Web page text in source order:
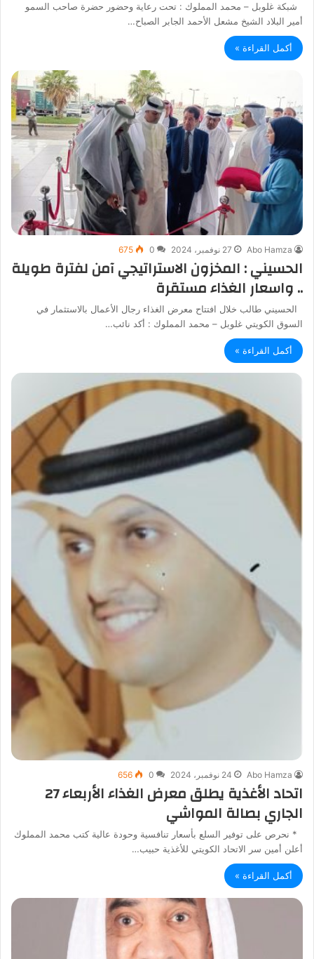
شبكة غلوبل – محمد المملوك : تحت رعاية وحضور حضرة صاحب السمو
أمير البلاد الشيخ مشعل الأحمد الجابر الصباح…
أكمل القراءة »
Abo Hamza 27 نوفمبر، 2024 0
675
الحسيني : المخزون الاستراتيجي آمن لفترة طويلة
.. واسعار الغذاء مستقرة
الحسيني طالب خلال افتتاح معرض الغذاء رجال الأعمال بالاستثمار في
السوق الكويتي غلوبل – محمد المملوك : أكد نائب…
أكمل القراءة »
Abo Hamza 24 نوفمبر، 2024 0
656
اتحاد الأغذية يطلق معرض الغذاء الأربعاء 27
الجاري بصالة المواشي
* نحرص على توفير السلع بأسعار تنافسية وحودة عالية كتب محمد المملوك
أعلن أمين سر الاتحاد الكويتي للأغذية حبيب…
أكمل القراءة »